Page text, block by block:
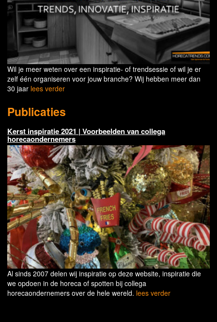
Wil je meer weten over een inspiratie- of trendsessie of wil je er
zelf één organiseren voor jouw branche? Wij hebben meer dan
30 jaar lees verder
Publicaties
Kerst inspiratie 2021 | Voorbeelden van collega
horecaondernemers
Al sinds 2007 delen wij inspiratie op deze website, inspiratie die
we opdoen in de horeca of spotten bij collega
horecaondernemers over de hele wereld. lees verder